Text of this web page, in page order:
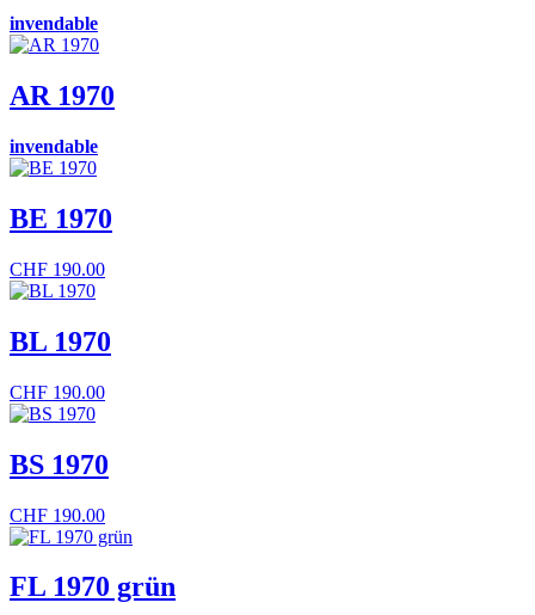
invendable
AR 1970
invendable
BE 1970
CHF 190.00
BL 1970
CHF 190.00
BS 1970
CHF 190.00
FL 1970 grün